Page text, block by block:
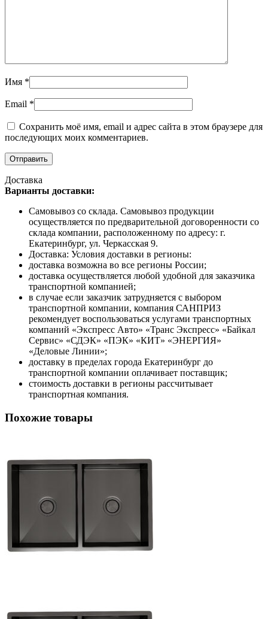
Имя *
Email *
Сохранить моё имя, email и адрес сайта в этом браузере для
последующих моих комментариев.
Доставка
Варианты доставки:
Самовывоз со склада. Самовывоз продукции
осуществляется по предварительной договоренности со
склада компании, расположенному по адресу: г.
Екатеринбург, ул. Черкасская 9.
Доставка: Условия доставки в регионы:
доставка возможна во все регионы России;
доставка осуществляется любой удобной для заказчика
транспортной компанией;
в случае если заказчик затрудняется с выбором
транспортной компании, компания САНПРИЗ
рекомендует воспользоваться услугами транспортных
компаний «Экспресс Авто» «Транс Экспресс» «Байкал
Сервис» «СДЭК» «ПЭК» «КИТ» «ЭНЕРГИЯ»
«Деловые Линии»;
доставку в пределах города Екатеринбург до
транспортной компании оплачивает поставщик;
стоимость доставки в регионы рассчитывает
транспортная компания.
Похожие товары